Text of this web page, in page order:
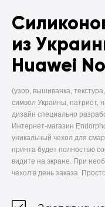
из
Huawei
(узор, вышиванка,
символ Украины, патриот,
дизайн специально
Интернет-магазин
уникальный чехол для
принта будет полностью
видите на экране. При
чехол в день заказа.